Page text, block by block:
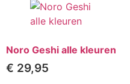
Noro Geshi alle kleuren
€ 29,95